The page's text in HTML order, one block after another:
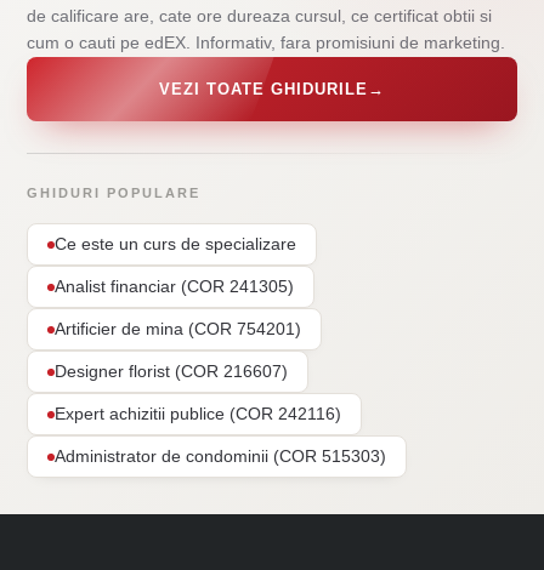
de calificare are, cate ore dureaza cursul, ce certificat obtii si
cum o cauti pe edEX. Informativ, fara promisiuni de marketing.
VEZI TOATE GHIDURILE →
GHIDURI POPULARE
Ce este un curs de specializare
Analist financiar (COR 241305)
Artificier de mina (COR 754201)
Designer florist (COR 216607)
Expert achizitii publice (COR 242116)
Administrator de condominii (COR 515303)